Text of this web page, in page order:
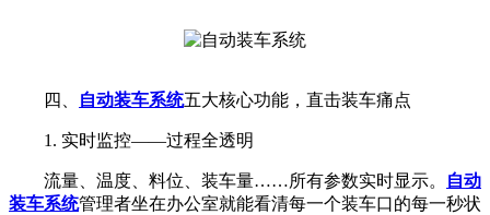
四、 自动装车系统五大核心功能，直击装车痛点
1. 实时监控——过程全透明
流量、温度、料位、装车量……所有参数实时显示。
自动
装车系统管理者坐在办公室就能看清每一个装车口的每一秒状